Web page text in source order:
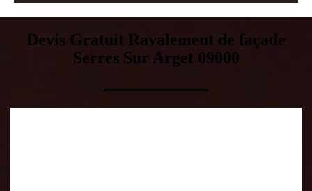
Devis Gratuit Ravalement de façade
Serres Sur Arget 09000